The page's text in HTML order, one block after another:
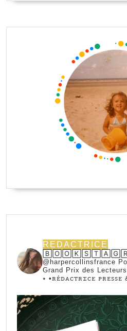
REDACTRICE
@harpercollinsfrance
Grand Prix des
⭑ •ꭱꭼ́ꭰꭺꮯꭲꭱꮖꮯꭼ ꮲꭱꭼꮪꮪꭼ